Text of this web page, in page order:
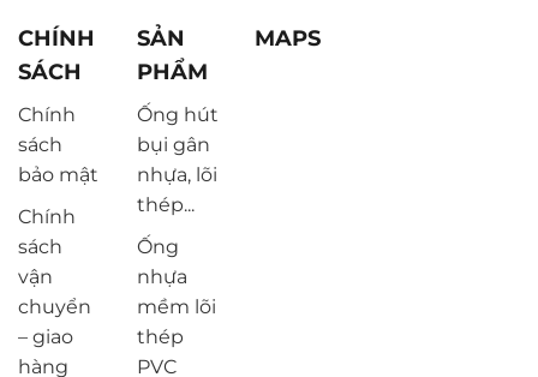
CHÍNH
SÁCH
Chính
sách
bảo mật
Chính
sách
vận
chuyển
– giao
hàng
SẢN
PHẨM
Ống hút
bụi gân
nhựa, lõi
thép...
Ống
nhựa
mềm lõi
thép
PVC
MAPS